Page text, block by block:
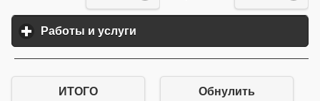
Работы и услуги
ИТОГО Обнулить